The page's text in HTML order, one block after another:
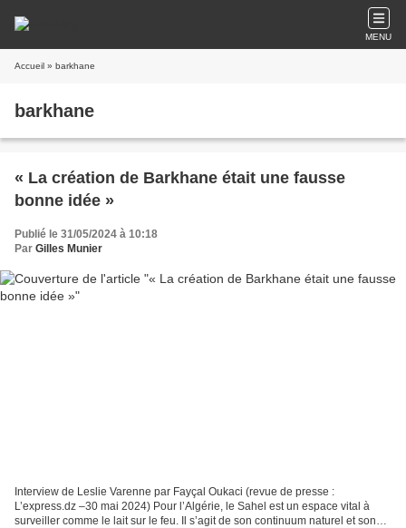
MENU
Accueil » barkhane
barkhane
« La création de Barkhane était une fausse
bonne idée »
Publié le 31/05/2024 à 10:18
Par Gilles Munier
Interview de Leslie Varenne par Fayçal Oukaci (revue de presse :
L’express.dz –30 mai 2024) Pour l’Algérie, le Sahel est un espace vital à
surveiller comme le lait sur le feu. Il s’agit de son continuum naturel et son